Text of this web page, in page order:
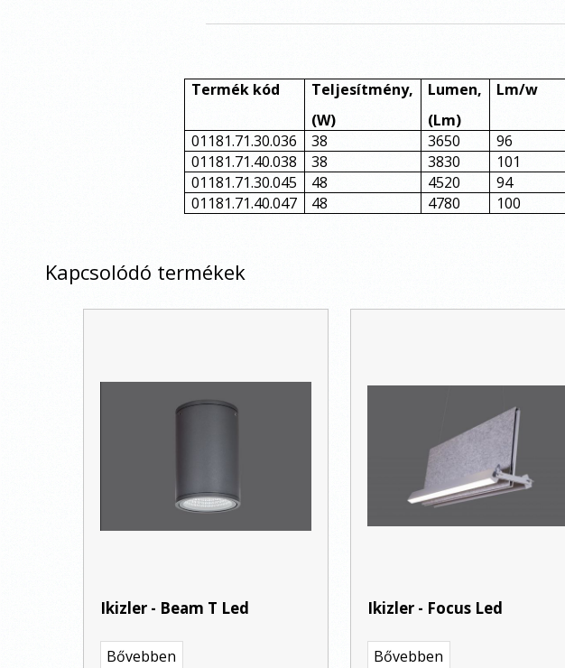
Termék kód
Teljesítmény,
(W)
Lumen,
(Lm)
Lm/w
01181.71.30.036
38 3650 96
01181.71.40.038
38 3830 101
01181.71.30.045
48 4520 94
01181.71.40.047
48 4780 100
Kapcsolódó termékek
Ikizler - Beam T Led
Bővebben
Ikizler - Focus Led
Bővebben